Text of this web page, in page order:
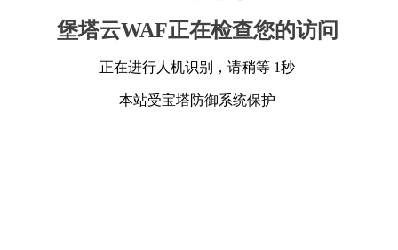
堡塔云WAF正在检查您的访问
正在进行人机识别，请稍等 1秒
本站受宝塔防御系统保护